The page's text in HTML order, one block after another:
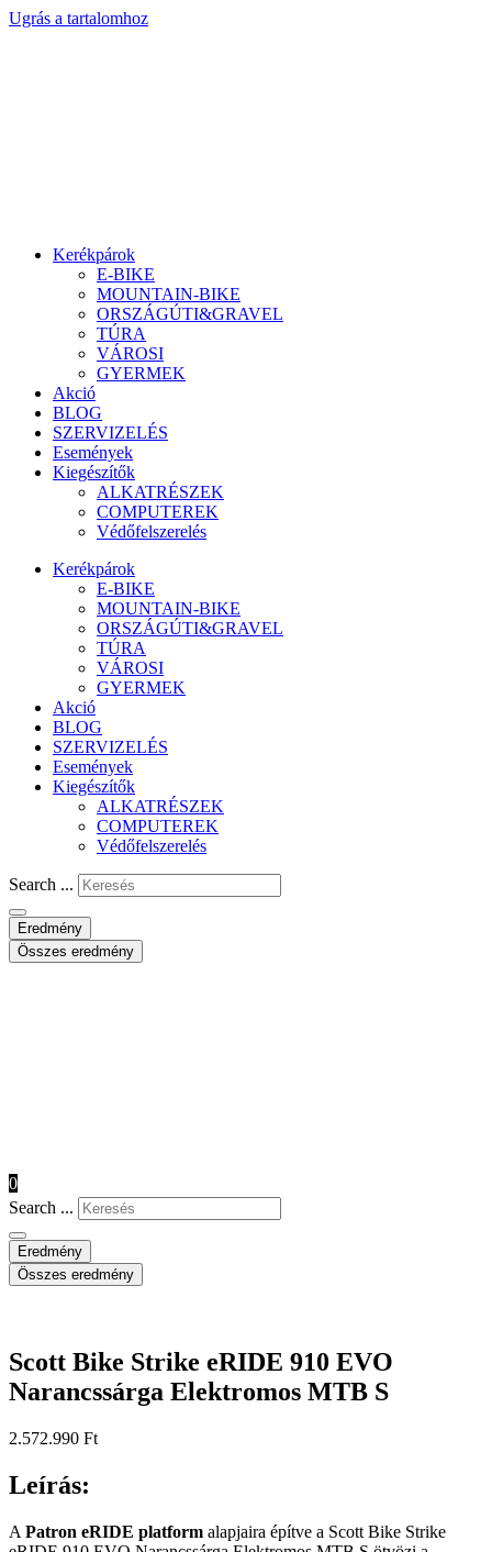
Ugrás a tartalomhoz
Kerékpárok
E-BIKE
MOUNTAIN-BIKE
ORSZÁGÚTI&GRAVEL
TÚRA
VÁROSI
GYERMEK
Akció
BLOG
SZERVIZELÉS
Események
Kiegészítők
ALKATRÉSZEK
COMPUTEREK
Védőfelszerelés
Kerékpárok
E-BIKE
MOUNTAIN-BIKE
ORSZÁGÚTI&GRAVEL
TÚRA
VÁROSI
GYERMEK
Akció
BLOG
SZERVIZELÉS
Események
Kiegészítők
ALKATRÉSZEK
COMPUTEREK
Védőfelszerelés
Search ...
Eredmény
Összes eredmény
0
Search ...
Eredmény
Összes eredmény
Scott Bike Strike eRIDE 910 EVO
Narancssárga Elektromos MTB S
2.572.990 Ft
Leírás:
A Patron eRIDE platform alapjaira építve a Scott Bike Strike